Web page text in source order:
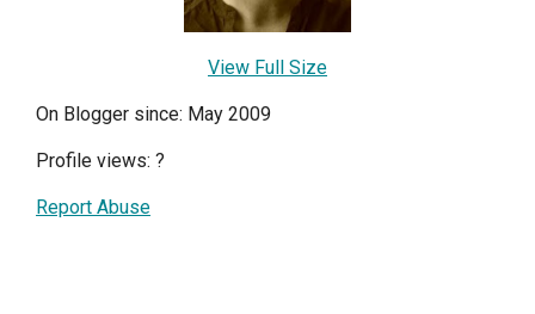
View Full Size
On Blogger since: May 2009
Profile views: ?
Report Abuse